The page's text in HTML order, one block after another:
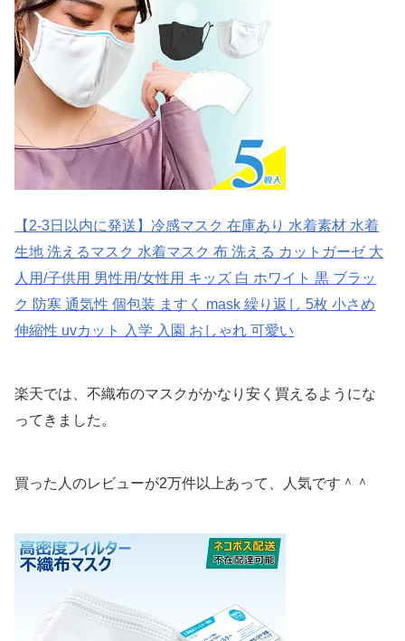
【2-3日以内に発送】冷感マスク 在庫あり 水着素材 水着
生地 洗えるマスク 水着マスク 布 洗える カットガーゼ 大
人用/子供用 男性用/女性用 キッズ 白 ホワイト 黒 ブラッ
ク 防寒 通気性 個包装 ますく mask 繰り返し 5枚 小さめ
伸縮性 uvカット 入学 入園 おしゃれ 可愛い
楽天では、不織布のマスクがかなり安く買えるようにな
ってきました。
買った人のレビューが2万件以上あって、人気です＾＾